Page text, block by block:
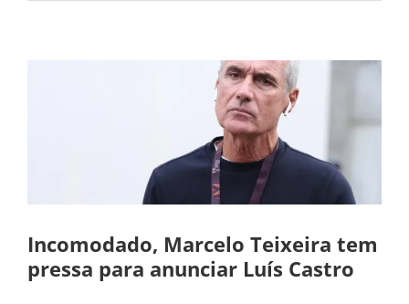
Incomodado, Marcelo Teixeira tem
pressa para anunciar Luís Castro